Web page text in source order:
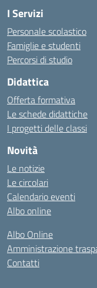
I Servizi
Personale scolastico
Famiglie e studenti
Percorsi di studio
Didattica
Offerta formativa
Le schede didattiche
I progetti delle classi
Novità
Le notizie
Le circolari
Calendario eventi
Albo online
Albo Online
Amministrazione
Contatti